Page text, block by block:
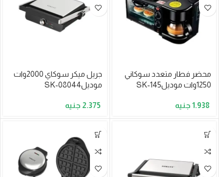
محضر فطار متعدد سوكاني
1250وات موديلSK-145
1.938
جريل ميكر سوكاي 2000وات
موديلSK-08044
2.375